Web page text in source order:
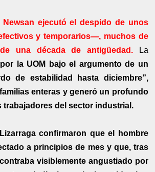
Newsan ejecutó el despido de unos
y temporarios—, muchos de
una década de antigüedad.La
la UOM
bajo el argumento de un
de estabilidad hasta diciembre”,
enteras y generó un profundo
trabajadores del sector industrial.
confirmaron que el hombre
a principios de mes y que, tras
visiblemente angustiado por